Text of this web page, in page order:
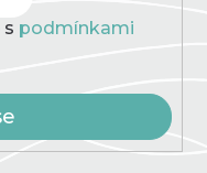
podmínkami